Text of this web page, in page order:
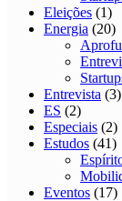
Eleições (1)
Energia (20)
Entrevista (3)
ES (2)
Especiais (2)
Estudos (41)
Eventos (17)